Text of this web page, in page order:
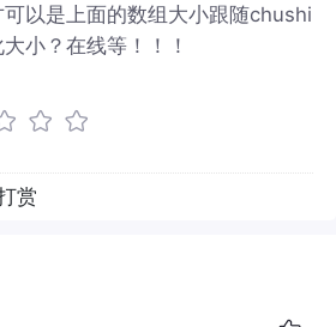
以是上面的数组大小跟随chushi
小？在线等！！！
赏